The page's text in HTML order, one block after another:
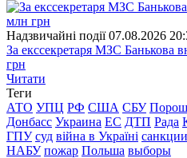
Надзвичайні події 07.08.2026
За екссекретаря МЗС Банькова
грн
Читати
Теги
АТО УПЦ РФ США СБУ
Донбасс Украина ЕС ДТП Рада
ГПУ суд війна в Україні санкции
НАБУ пожар Польша выборы